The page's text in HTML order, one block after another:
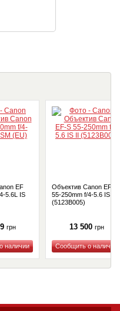
EF
5.6L IS
грн
Объектив Canon EF-S
55-250mm f/4-5.6 IS II
(5123B005)
13 500 грн
Купить